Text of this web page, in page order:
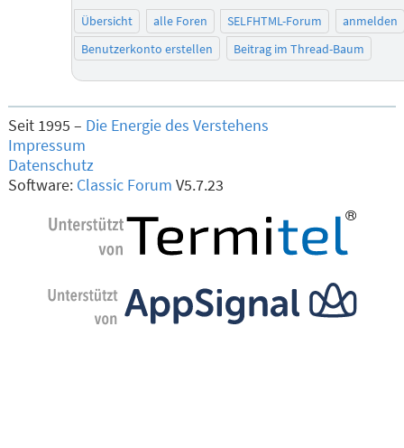
Übersicht alle Foren SELFHTML-Forum
anmelden
Benutzerkonto erstellen
Beitrag im Thread-Baum
Seit 1995 – Die Energie des Verstehens
Impressum
Datenschutz
Software: Classic Forum V5.7.23